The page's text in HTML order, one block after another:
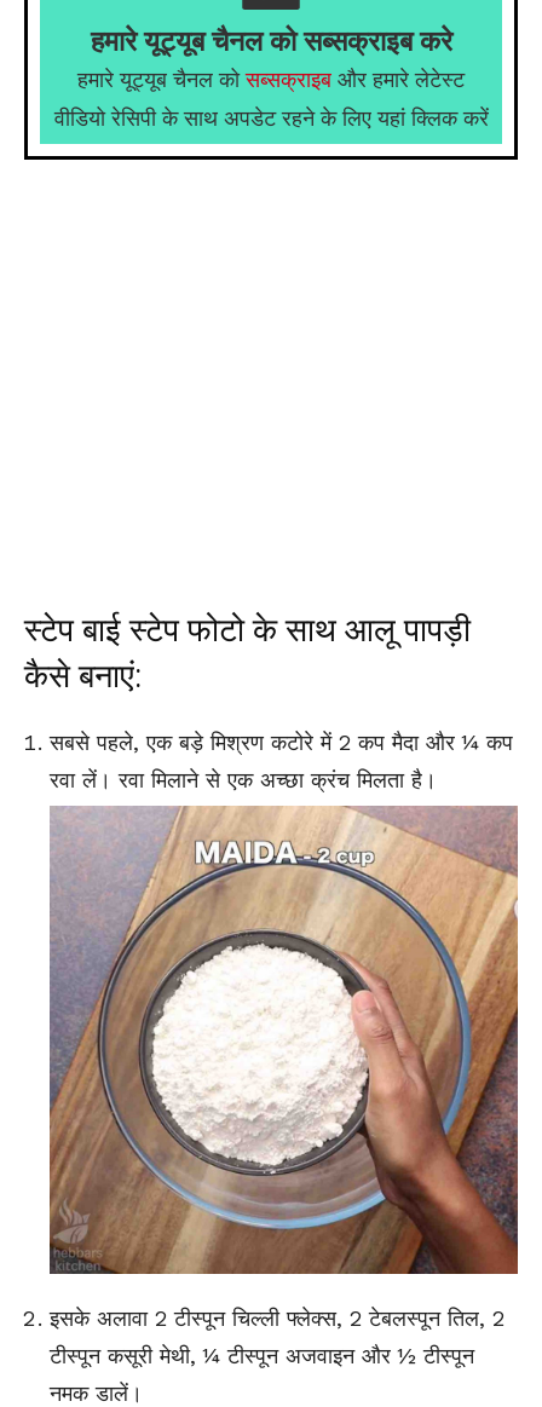
हमारे यूट्यूब चैनल को सब्सक्राइब करे
हमारे यूट्यूब चैनल कोसब्सक्राइब और हमारे लेटेस्ट
वीडियो रेसिपी के साथ अपडेट रहने के लिए यहां क्लिक करें
स्टेप बाई स्टेप फोटो के साथ आलू पापड़ी
कैसे बनाएं:
सबसे पहले, एक बड़े मिश्रण कटोरे में 2 कप मैदा और ¼ कप
रवा लें। रवा मिलाने से एक अच्छा क्रंच मिलता है।
इसके अलावा 2 टीस्पून चिल्ली फ्लेक्स, 2 टेबलस्पून तिल, 2
टीस्पून कसूरी मेथी, ¼ टीस्पून अजवाइन और ½ टीस्पून
नमक डालें।